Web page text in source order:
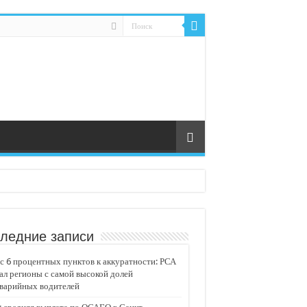
«Движение»
записи
6 процентных пунктов к аккуратности: РСА
регионы с самой высокой долей
водителей